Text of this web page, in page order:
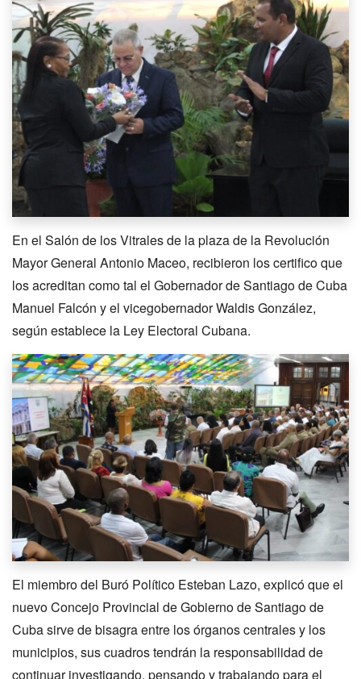
En el Salón de los Vitrales de la plaza de la Revolución
Mayor General Antonio Maceo, recibieron los certifico que
los acreditan como tal el Gobernador de Santiago de Cuba
Manuel Falcón y el vicegobernador Waldis González,
según establece la Ley Electoral Cubana.
El miembro del Buró Político Esteban Lazo, explicó que el
nuevo Concejo Provincial de Gobierno de Santiago de
Cuba sirve de bisagra entre los órganos centrales y los
municipios, sus cuadros tendrán la responsabilidad de
continuar investigando, pensando y trabajando para el